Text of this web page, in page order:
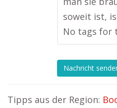
soweit ist,
No tags for
Nachricht
Tipps aus der Region: